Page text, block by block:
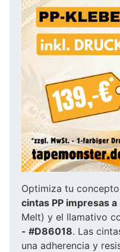
Optimiza tu
cintas PP impresas
Melt) y el llamativo
- #D86018. Las
una adherencia y